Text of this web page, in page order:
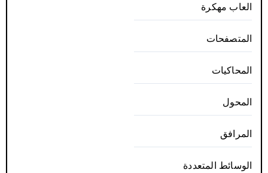
العاب مهكرة
المتصفحات
المحاكيات
المحول
المرافق
الوسائط المتعددة